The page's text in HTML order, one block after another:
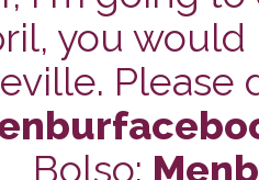
you
Bolso: